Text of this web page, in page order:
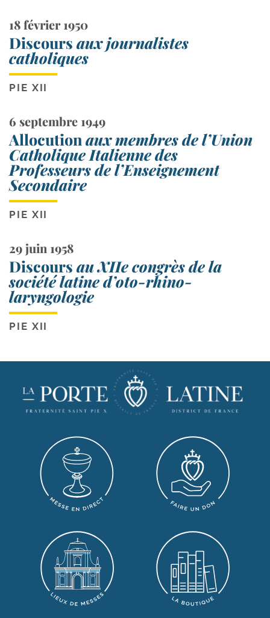
18 février 1950
Discours aux journalistes
catholiques
PIE XII
6 septembre 1949
Allocution aux membres de l’Union
Catholique Italienne des
Professeurs de l’Enseignement
Secondaire
PIE XII
29 juin 1958
Discours au XIIe congrès de la
société latine d’oto-rhino-
laryngologie
PIE XII